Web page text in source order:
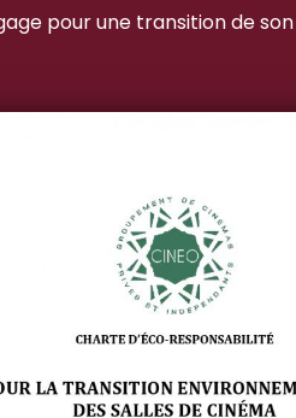
pour une transition de